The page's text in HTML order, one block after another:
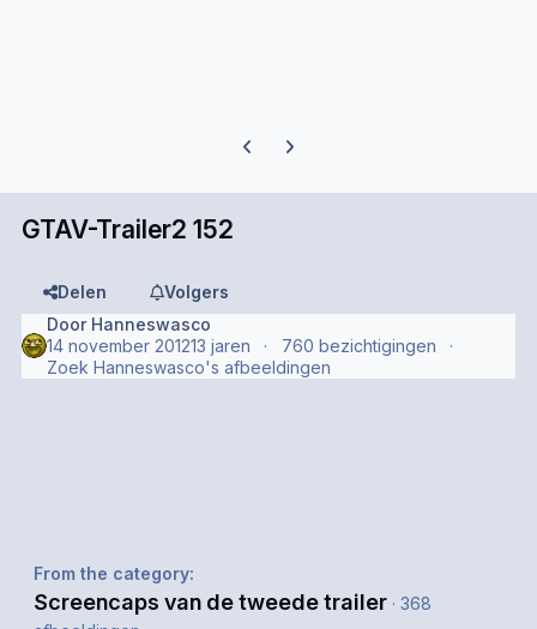
Previous carousel slide
Next carousel slide
GTAV-Trailer2 152
Delen
Volgers
Door Hanneswasco
14 november 201213 jaren
760 bezichtigingen
Zoek Hanneswasco's afbeeldingen
From the category:
Screencaps van de tweede trailer · 368